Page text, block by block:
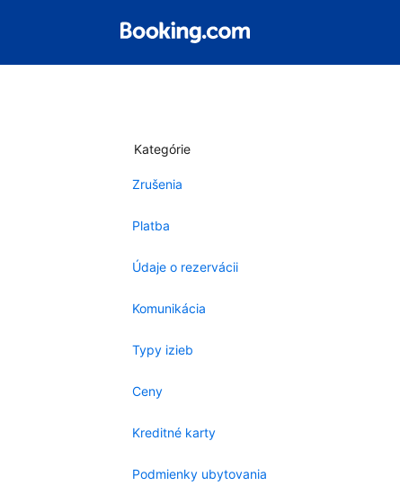
Kategórie
Zrušenia
Platba
Údaje o rezervácii
Komunikácia
Typy izieb
Ceny
Kreditné karty
Podmienky ubytovania